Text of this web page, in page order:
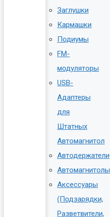
Заглушки
Кармашки
Подиумы
FM-
модуляторы
USB-
Адаптеры
для
Штатных
Автомагнитол
Автодержатели
Автомагнитолы
Аксессуары
(Подзарядки,
Разветвители,